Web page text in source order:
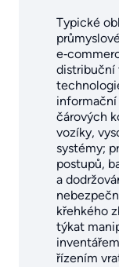
Typické
distribuční
čárových
vozíky,
systémy;
postupů,
a
křehkého
týkat
řízením